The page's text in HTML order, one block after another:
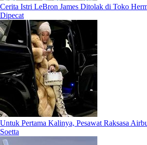
Cerita Istri LeBron James Ditolak di Toko
Dipecat
Untuk Pertama Kalinya, Pesawat Raksasa
Soetta